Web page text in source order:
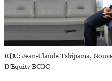
RDC: Jean-Claude Tshipama,
D’Equity BCDC